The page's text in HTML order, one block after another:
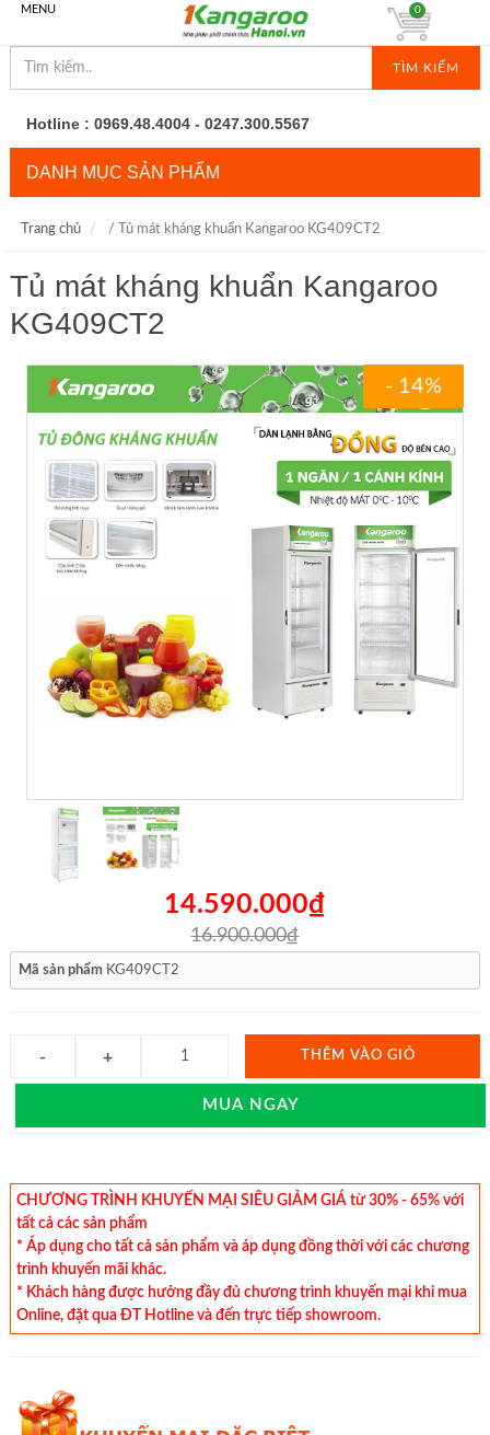
MENU
TÌM KIẾM
0
Hotline : 0969.48.4004 - 0247.300.5567
DANH MỤC SẢN PHẨM
Trang chủ / Tủ mát kháng khuẩn Kangaroo KG409CT2
Tủ mát kháng khuẩn Kangaroo
KG409CT2
- 14%
14.590.000₫
16.900.000₫
Mã sản phẩm KG409CT2
THÊM VÀO GIỎ
MUA NGAY
CHƯƠNG TRÌNH KHUYẾN MẠI SIÊU GIẢM GIÁ từ 30% - 65% với
tất cả các sản phẩm
* Áp dụng cho tất cả sản phẩm và áp dụng đồng thời với các chương
trình khuyến mãi khác.
* Khách hàng được hưởng đầy đủ chương trình khuyến mại khi mua
Online, đặt qua ĐT Hotline và đến trực tiếp showroom.